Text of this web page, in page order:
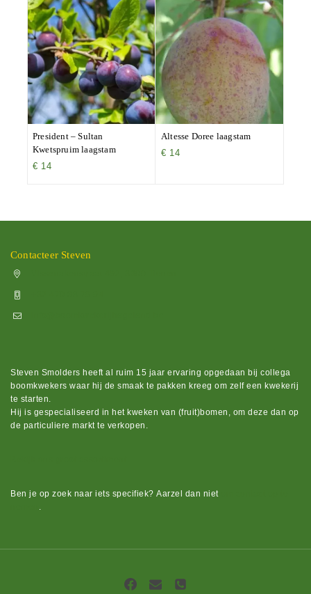
President – Sultan
Kwetspruim laagstam
€ 14
Altesse Doree laagstam
€ 14
Contacteer Steven
Steven Smolders heeft al ruim 15 jaar ervaring opgedaan bij collega
boomkwekers waar hij de smaak te pakken kreeg om zelf een kwekerij
te starten.
Hij is gespecialiseerd in het kweken van (fruit)bomen, om deze dan op
de particuliere markt te verkopen.
Ben je op zoek naar iets specifiek? Aarzel dan niet
.